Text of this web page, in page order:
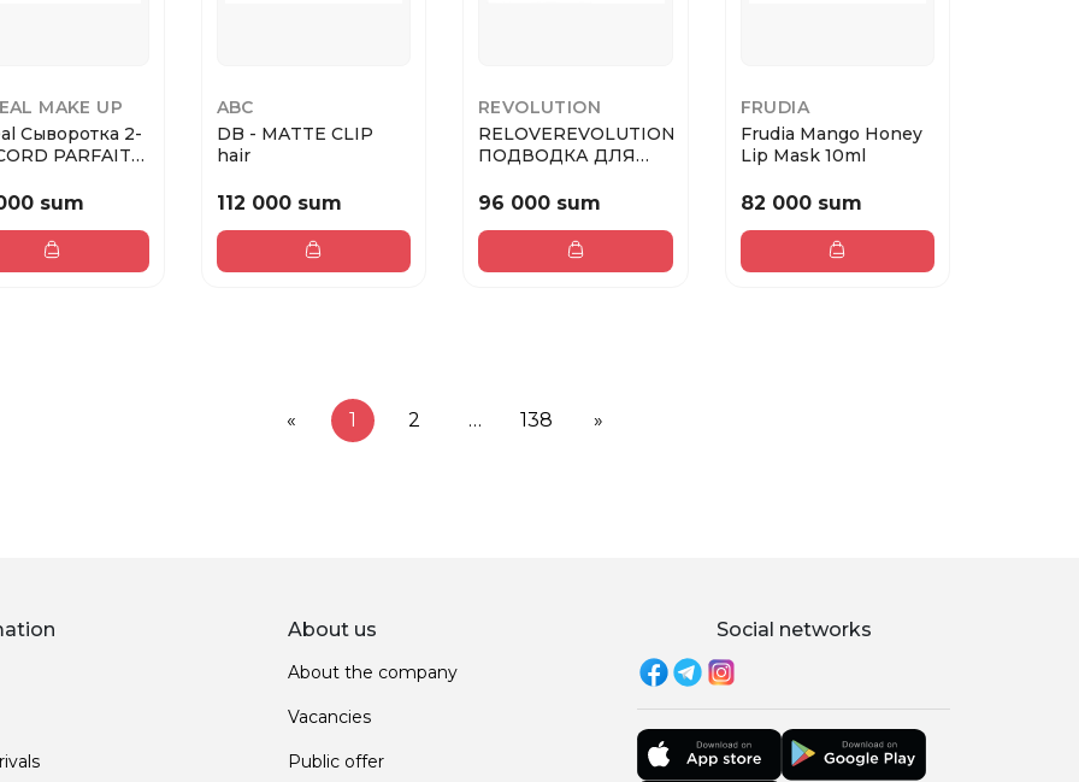
MAKE UP
Сыворотка 2-
PARFAIT /
sum
ABC
DB - MATTE CLIP
hair
112 000 sum
REVOLUTION
RELOVEREVOLUTION
ПОДВОДКА ДЛЯ
Bl...
96 000 sum
FRUDIA
Frudia Mango Honey
Lip Mask 10ml
82 000 sum
« 1 2 … 138 »
About us
About the company
Vacancies
Public offer
Social networks